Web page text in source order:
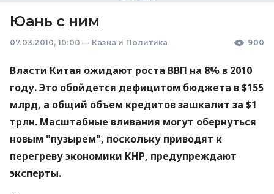
Юань с ним
07.03.2010, 10:00 — Казна и Политика 900
Власти Китая ожидают роста ВВП на 8% в 2010
году. Это обойдется дефицитом бюджета в $155
млрд, а общий объем кредитов зашкалит за $1
трлн. Масштабные вливания могут обернуться
новым "пузырем", поскольку приводят к
перегреву экономики КНР, предупреждают
эксперты.